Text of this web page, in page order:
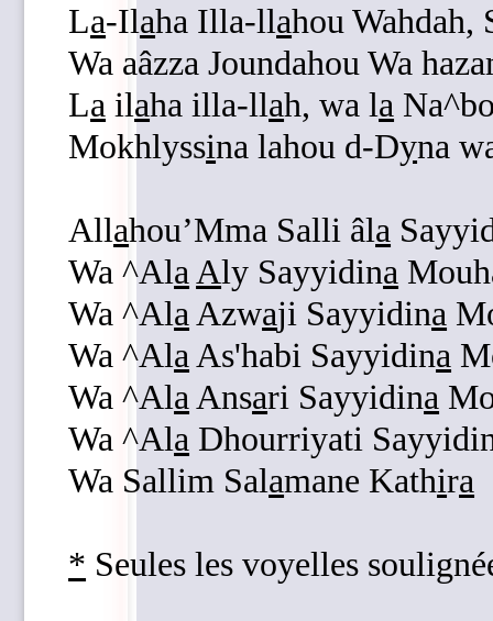
La-Ilaha Illa-llahou Wahdah,
Wa aâzza Joundahou Wa
La ilaha illa-llah, wa la
Mokhlyssina lahou d-Dyna
Allahou’Mma Salli âla
Wa ^Ala Aly Sayyidina
Wa ^Ala Azwaji Sayyidina
Wa ^Ala As'habi Sayyidina
Wa ^Ala Ansari Sayyidina
Wa ^Ala Dhourriyati
Wa Sallim Salamane Kathira
* Seules les voyelles